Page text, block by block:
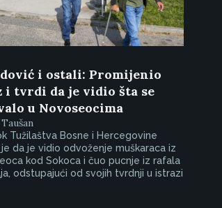
i ostali: Promijenio
i tvrdi da je vidio šta se
u Novoseocima
Tužilaštva Bosne i Hercegovine
da je vidio odvoženje muškaraca iz
kod Sokoca i čuo pucnje iz rafala
odstupajući od svojih tvrdnji u istrazi